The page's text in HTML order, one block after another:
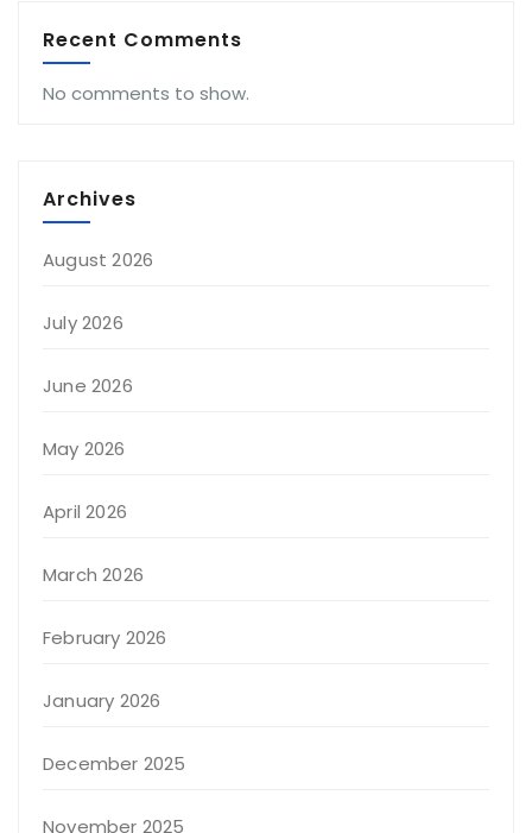
Recent Comments
No comments to show.
Archives
August 2026
July 2026
June 2026
May 2026
April 2026
March 2026
February 2026
January 2026
December 2025
November 2025